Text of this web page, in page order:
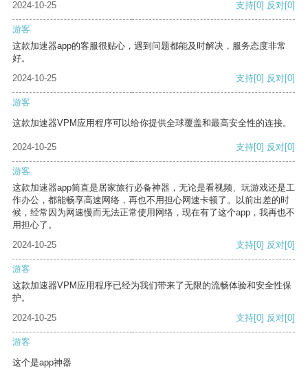
2024-10-25
支持[0] 反对[0]
游客
这款加速器app的客服很贴心，遇到问题都能及时解决，服务态度非常
好。
2024-10-25
支持[0] 反对[0]
游客
这款加速器VPM应用程序可以给你提供全球覆盖和最高安全性的连接。
2024-10-25 支持[0] 反对[0]
游客
这款加速器app简直是居家旅行必备神器，无论是看视频、玩游戏还是工
作办公，都能畅享高速网络，再也不用担心网速卡顿了。以前出差的时
候，经常因为网速慢而无法正常使用网络，现在有了这个app，我再也不
用担心了。
2024-10-25
支持[0] 反对[0]
游客
这款加速器VPM应用程序已经为我们带来了无限的流畅体验和安全性保
护。
2024-10-25
支持[0] 反对[0]
游客
这个是app神器